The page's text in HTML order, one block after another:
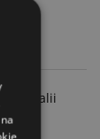
Westfalii